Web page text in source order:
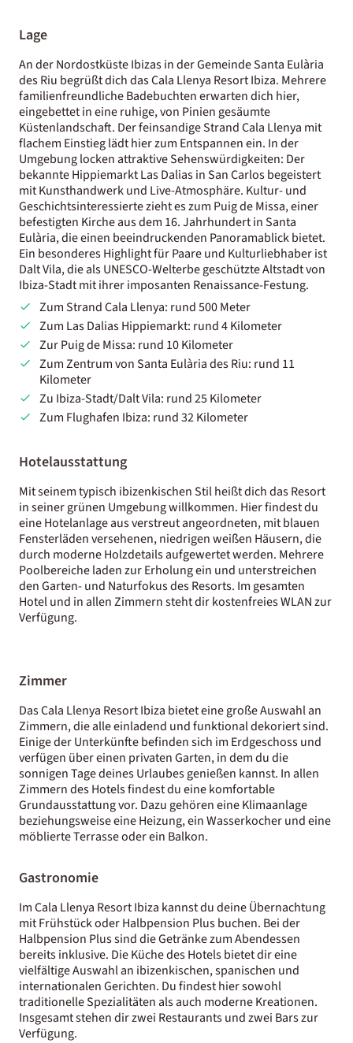
Lage
An der Nordostküste Ibizas in der Gemeinde Santa Eulària
des Riu begrüßt dich das Cala Llenya Resort Ibiza. Mehrere
familienfreundliche Badebuchten erwarten dich hier,
eingebettet in eine ruhige, von Pinien gesäumte
Küstenlandschaft. Der feinsandige Strand Cala Llenya mit
flachem Einstieg lädt hier zum Entspannen ein. In der
Umgebung locken attraktive Sehenswürdigkeiten: Der
bekannte Hippiemarkt Las Dalias in San Carlos begeistert
mit Kunsthandwerk und Live-Atmosphäre. Kultur- und
Geschichtsinteressierte zieht es zum Puig de Missa, einer
befestigten Kirche aus dem 16. Jahrhundert in Santa
Eulària, die einen beeindruckenden Panoramablick bietet.
Ein besonderes Highlight für Paare und Kulturliebhaber ist
Dalt Vila, die als UNESCO-Welterbe geschützte Altstadt von
Ibiza-Stadt mit ihrer imposanten Renaissance-Festung.
Zum Strand Cala Llenya: rund 500 Meter
Zum Las Dalias Hippiemarkt: rund 4 Kilometer
Zur Puig de Missa: rund 10 Kilometer
Zum Zentrum von Santa Eulària des Riu: rund 11
Kilometer
Zu Ibiza-Stadt/Dalt Vila: rund 25 Kilometer
Zum Flughafen Ibiza: rund 32 Kilometer
Hotelausstattung
Mit seinem typisch ibizenkischen Stil heißt dich das Resort
in seiner grünen Umgebung willkommen. Hier findest du
eine Hotelanlage aus verstreut angeordneten, mit blauen
Fensterläden versehenen, niedrigen weißen Häusern, die
durch moderne Holzdetails aufgewertet werden. Mehrere
Poolbereiche laden zur Erholung ein und unterstreichen
den Garten- und Naturfokus des Resorts. Im gesamten
Hotel und in allen Zimmern steht dir kostenfreies WLAN zur
Verfügung.
Zimmer
Das Cala Llenya Resort Ibiza bietet eine große Auswahl an
Zimmern, die alle einladend und funktional dekoriert sind.
Einige der Unterkünfte befinden sich im Erdgeschoss und
verfügen über einen privaten Garten, in dem du die
sonnigen Tage deines Urlaubes genießen kannst. In allen
Zimmern des Hotels findest du eine komfortable
Grundausstattung vor. Dazu gehören eine Klimaanlage
beziehungsweise eine Heizung, ein Wasserkocher und eine
möblierte Terrasse oder ein Balkon.
Gastronomie
Im Cala Llenya Resort Ibiza kannst du deine Übernachtung
mit Frühstück oder Halbpension Plus buchen. Bei der
Halbpension Plus sind die Getränke zum Abendessen
bereits inklusive. Die Küche des Hotels bietet dir eine
vielfältige Auswahl an ibizenkischen, spanischen und
internationalen Gerichten. Du findest hier sowohl
traditionelle Spezialitäten als auch moderne Kreationen.
Insgesamt stehen dir zwei Restaurants und zwei Bars zur
Verfügung.